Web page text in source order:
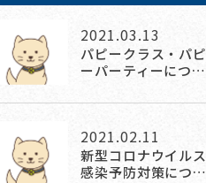
2021.03.13
パピークラス・パピ
ーパーティーにつ…
2021.02.11
新型コロナウイルス
感染予防対策につ…